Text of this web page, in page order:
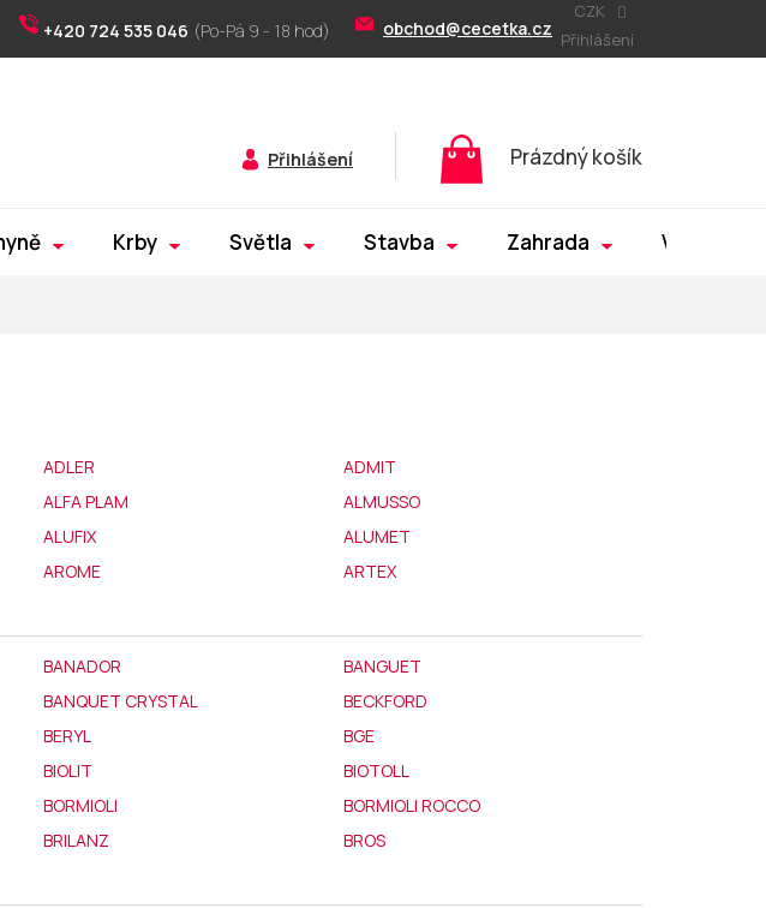
+420 724 535 046 obchod@cecetka.cz
CZK
Přihlášení
Přihlášení
Nákupní
košík
Prázdný košík
Krby Světla Stavba Zahrada Výprodej
ADLER
ADMIT
ALFA PLAM
ALMUSSO
ALUFIX
ALUMET
AROME
ARTEX
BANADOR
BANGUET
BANQUET CRYSTAL
BECKFORD
BERYL
BGE
BIOLIT
BIOTOLL
BORMIOLI
BORMIOLI ROCCO
BRILANZ
BROS